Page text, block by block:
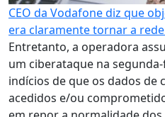
CEO da Vodafone diz que
era claramente tornar a
Entretanto, a operadora
um ciberataque na
indícios de que os dados de
acedidos e/ou